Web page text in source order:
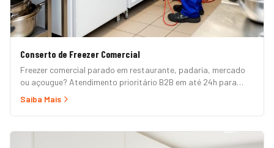
Conserto de Freezer Comercial
Freezer comercial parado em restaurante, padaria, mercado
ou açougue? Atendimento prioritário B2B em até 24h para
horizontal, vertical, expositor, ilha refrigerada e câmara fria.
Saiba Mais